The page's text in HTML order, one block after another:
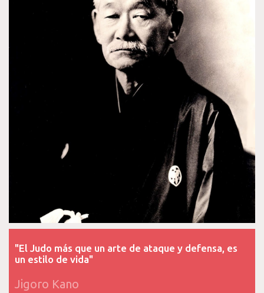
"El Judo más que un arte de ataque y defensa, es
un estilo de vida"
Jigoro Kano